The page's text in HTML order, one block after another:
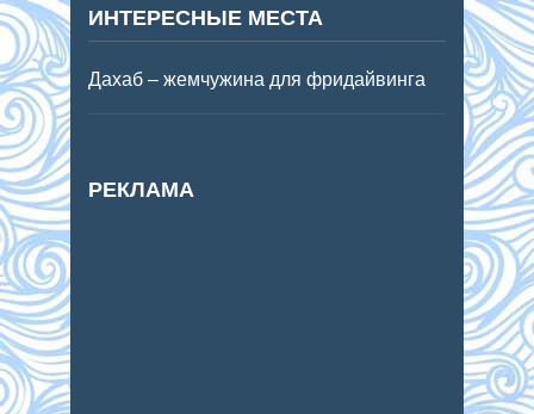
ИНТЕРЕСНЫЕ МЕСТА
Дахаб – жемчужина для фридайвинга
РЕКЛАМА